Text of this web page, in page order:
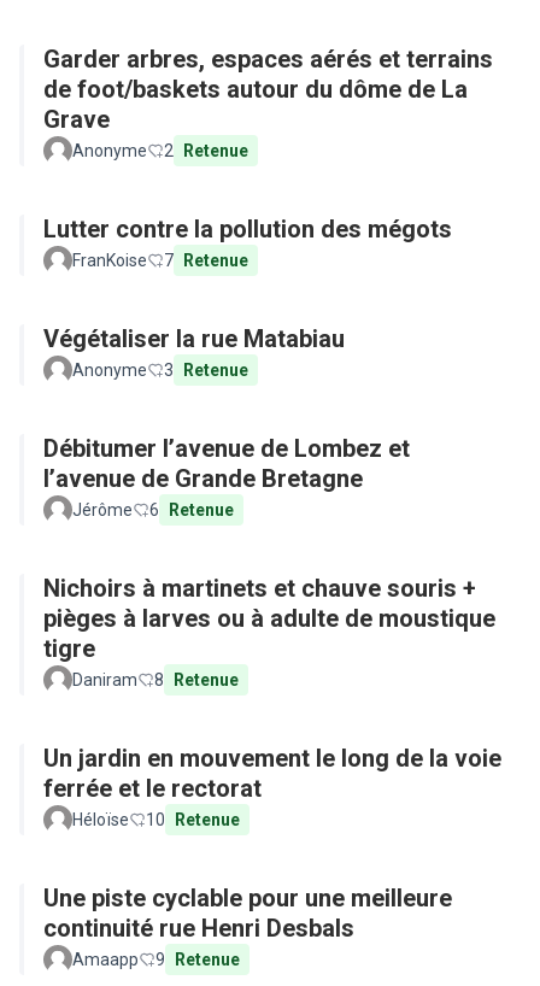
Garder arbres, espaces aérés et terrains
de foot/baskets autour du dôme de La
Grave
Anonyme 2 Retenue
Lutter contre la pollution des mégots
FranKoise 7 Retenue
Végétaliser la rue Matabiau
Anonyme 3 Retenue
Débitumer l’avenue de Lombez et
l’avenue de Grande Bretagne
Jérôme 6 Retenue
Nichoirs à martinets et chauve souris +
pièges à larves ou à adulte de moustique
tigre
Daniram 8 Retenue
Un jardin en mouvement le long de la voie
ferrée et le rectorat
Héloïse 10 Retenue
Une piste cyclable pour une meilleure
continuité rue Henri Desbals
Amaapp 9 Retenue